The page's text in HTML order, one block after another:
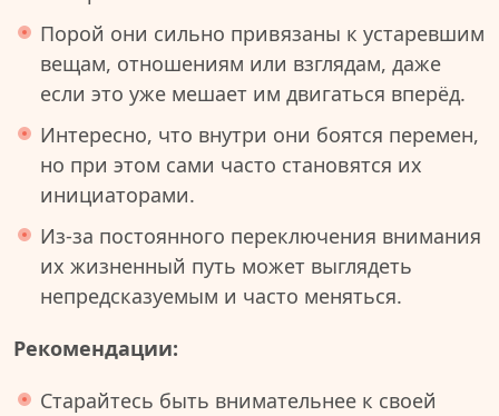
Порой они сильно привязаны к устаревшим
вещам, отношениям или взглядам, даже
если это уже мешает им двигаться вперёд.
Интересно, что внутри они боятся перемен,
но при этом сами часто становятся их
инициаторами.
Из-за постоянного переключения внимания
их жизненный путь может выглядеть
непредсказуемым и часто меняться.
Рекомендации:
Старайтесь быть внимательнее к своей